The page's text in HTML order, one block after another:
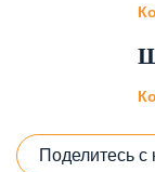
Поделитесь